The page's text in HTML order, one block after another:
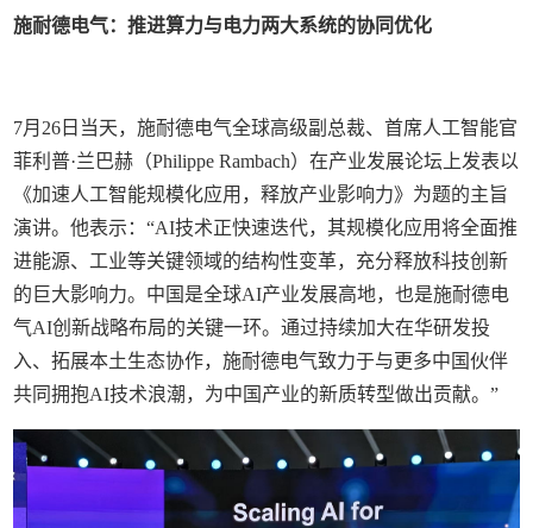
施耐德电气：推进算力与电力两大系统的协同优化
7月26日当天，施耐德电气全球高级副总裁、首席人工智能官
菲利普·兰巴赫（Philippe Rambach）在产业发展论坛上发表以
《加速人工智能规模化应用，释放产业影响力》为题的主旨
演讲。他表示：“AI技术正快速迭代，其规模化应用将全面推
进能源、工业等关键领域的结构性变革，充分释放科技创新
的巨大影响力。中国是全球AI产业发展高地，也是施耐德电
气AI创新战略布局的关键一环。通过持续加大在华研发投
入、拓展本土生态协作，施耐德电气致力于与更多中国伙伴
共同拥抱AI技术浪潮，为中国产业的新质转型做出贡献。”